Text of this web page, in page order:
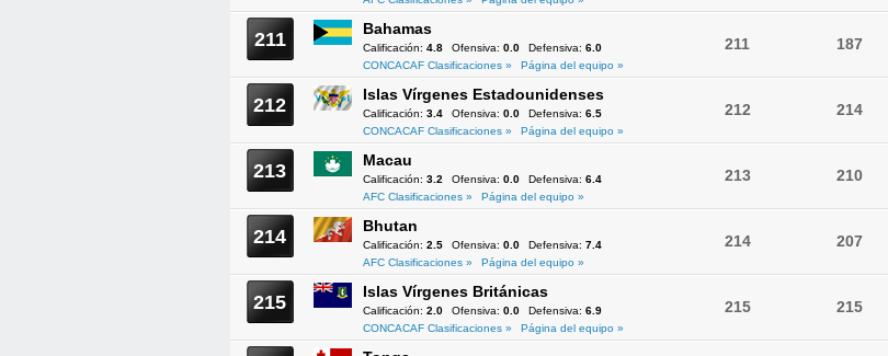
211 Bahamas
Calificación: 4.8 Ofensiva: 0.0 Defensiva: 6.0
CONCACAF Clasificaciones »
Página del equipo »
211 187
212 Islas Vírgenes Estadounidenses
Calificación: 3.4 Ofensiva: 0.0 Defensiva: 6.5
CONCACAF Clasificaciones »
Página del equipo »
212 214
213 Macau
Calificación: 3.2 Ofensiva: 0.0 Defensiva: 6.4
AFC Clasificaciones »
Página del equipo »
213 210
214 Bhutan
Calificación: 2.5 Ofensiva: 0.0 Defensiva: 7.4
AFC Clasificaciones »
Página del equipo »
214 207
215 Islas Vírgenes Británicas
Calificación: 2.0 Ofensiva: 0.0 Defensiva: 6.9
CONCACAF Clasificaciones »
Página del equipo »
215 215